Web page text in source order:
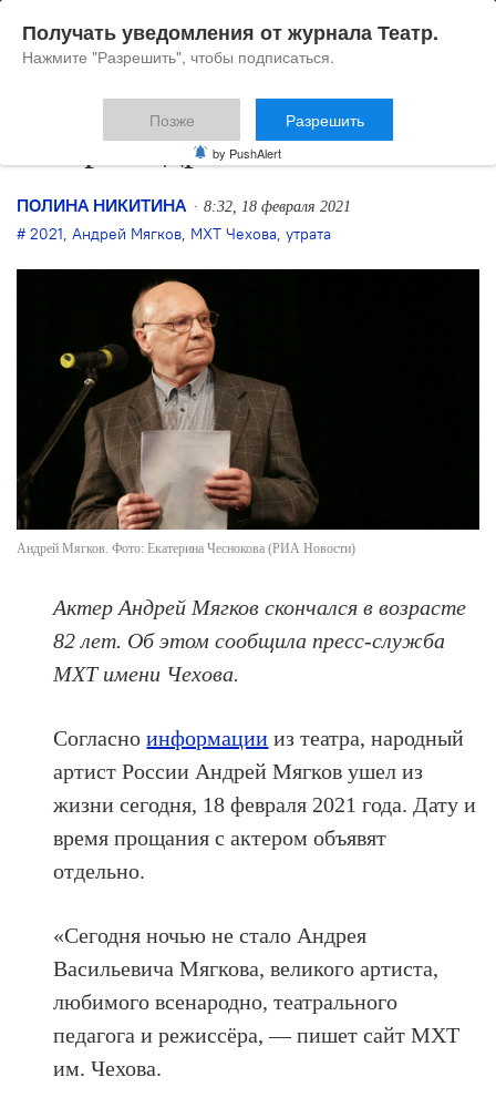
Умер Андрей Мягков
ПОЛИНА НИКИТИНА 8:32, 18 февраля 2021
2021, Андрей Мягков, МХТ Чехова, утрата
Андрей Мягков. Фото: Екатерина Чеснокова (РИА Новости)
Актер Андрей Мягков скончался в возрасте
82 лет. Об этом сообщила пресс-служба
МХТ имени Чехова.
Согласноинформации из театра, народный
артист России Андрей Мягков ушел из
жизни сегодня, 18 февраля 2021 года. Дату и
время прощания с актером объявят
отдельно.
«Сегодня ночью не стало Андрея
Васильевича Мягкова, великого артиста,
любимого всенародно, театрального
педагога и режиссёра, — пишет сайт МХТ
им. Чехова.
Получать уведомления от журнала Театр.
Нажмите "Разрешить", чтобы подписаться.
Позже Разрешить
by PushAlert